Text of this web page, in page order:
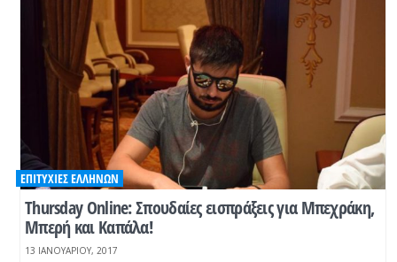
Thursday Online: Σπουδαίες εισπράξεις για Μπεχράκη,
Μπερή και Καπάλα!
ΕΠΙΤΥΧΊΕΣ ΕΛΛΉΝΩΝ
13 ΙΑΝΟΥΑΡΊΟΥ, 2017